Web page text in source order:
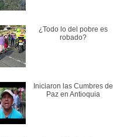
¿Todo lo del pobre es
robado?
Iniciaron las Cumbres de
Paz en Antioquia